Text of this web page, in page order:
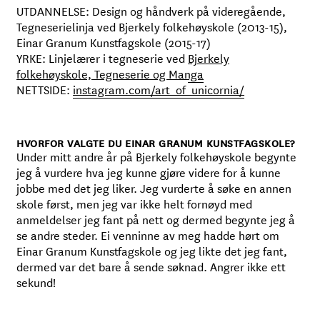
UTDANNELSE: Design og håndverk på videregående,
Tegneserielinja ved Bjerkely folkehøyskole (2013-15),
Einar Granum Kunstfagskole (2015-17)
YRKE: Linjelærer i tegneserie ved Bjerkely
folkehøyskole, Tegneserie og Manga
NETTSIDE: instagram.com/art_of_unicornia/
HVORFOR VALGTE DU EINAR GRANUM KUNSTFAGSKOLE?
Under mitt andre år på Bjerkely folkehøyskole begynte
jeg å vurdere hva jeg kunne gjøre videre for å kunne
jobbe med det jeg liker. Jeg vurderte å søke en annen
skole først, men jeg var ikke helt fornøyd med
anmeldelser jeg fant på nett og dermed begynte jeg å
se andre steder. Ei venninne av meg hadde hørt om
Einar Granum Kunstfagskole og jeg likte det jeg fant,
dermed var det bare å sende søknad. Angrer ikke ett
sekund!